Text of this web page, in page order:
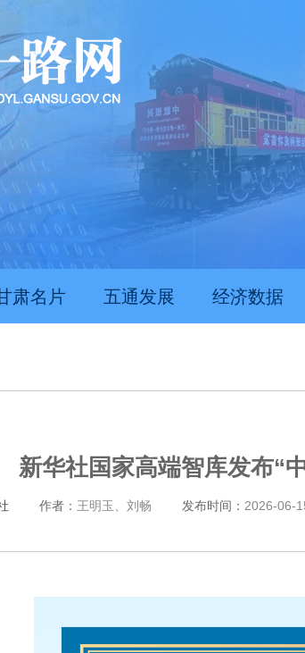
推动经济持续向新向优向好发展
肃名片 五通发展 经济数据
新华社国家高端智库发布“
作者： 王明玉、刘畅 发布时间： 2026-06-